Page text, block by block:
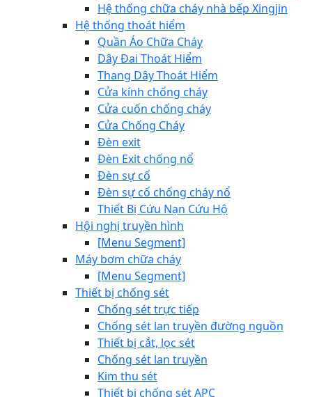
Hệ thống chữa cháy nhà bếp Xingjin
Hệ thống thoát hiểm
Quần Áo Chữa Cháy
Dây Đai Thoát Hiểm
Thang Dây Thoát Hiểm
Cửa kính chống cháy
Cửa cuốn chống cháy
Cửa Chống Cháy
Đèn exit
Đèn Exit chống nổ
Đèn sự cố
Đèn sự cố chống cháy nổ
Thiết Bị Cứu Nạn Cứu Hộ
Hội nghị truyền hình
[Menu Segment]
Máy bơm chữa cháy
[Menu Segment]
Thiết bị chống sét
Chống sét trực tiếp
Chống sét lan truyền đường nguồn
Thiết bị cắt, lọc sét
Chống sét lan truyền
Kim thu sét
Thiết bị chống sét APC